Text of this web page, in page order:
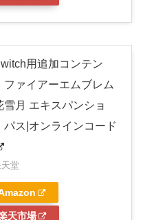
用追加コンテン
ファイアーエムブレム
雪月 エキスパンショ
パス|オンラインコード
堂
天市場